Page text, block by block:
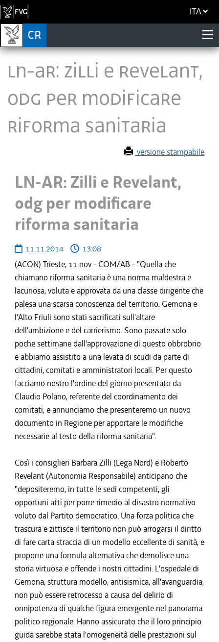
ITA
LN-AR: Zilli e Revelant,
odg per modificare
riforma sanitaria
versione stampabile
LN-AR: Zilli e Revelant,
odg per modificare
riforma sanitaria
11.11.2014
13:08
(ACON) Trieste, 11 nov - COM/AB - "Quella che
chiamano riforma sanitaria è una norma maldestra e
lacunosa, voluta e approvata da una classe dirigente che
palesa una scarsa conoscenza del territorio. Gemona e
l'Alto Friuli sono stati sacrificati sull'altare
dell'ambizione e del carrierismo. Sono passate solo
poche settimane dall'approvazione di questo obbrobrio
e abbiamo assistito a una levata di scudi da parte di
cittadini, comitati e amministratori locali. Per questo
facciamo nostro l'ordine del giorno presentato da
Claudio Polano, referente del coordinamento dei
comitati, e annunciamo che presenteremo un nuovo
documento in Regione per apportare le modifiche
necessarie al testo della riforma sanitaria".
Così i consiglieri Barbara Zilli (Lega Nord) e Roberto
Revelant (Autonomia Responsabile) anticipano che
"depositeremo, in tutte le sedi competenti, gli
opportuni atti per porre rimedio al disastro normativo
voluto dal Partito democratico. Una forza politica che
trascura e zittisce il territorio non può arrogarsi il diritto
di fare carta straccia di un modello eccellente di sanità, e
proporre una formula alternativa che demolisce una
storia virtuosa e offende i nostri cittadini. L'ospedale di
Gemona, struttura modello, antisismica, all'avanguardia,
non può essere retrocesso a causa del delirio di
onnipotenza di qualche figura emergente nel panorama
politico regionale. Hanno assicurato che il loro principio
guida sarebbe stata l'omogeneità delle prestazioni sul